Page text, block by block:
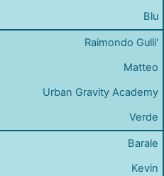
Blu
Raimondo Gulli'
Matteo
Urban Gravity Academy
Verde
Barale
Kevin